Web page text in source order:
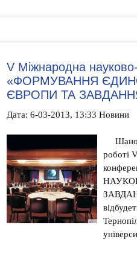
V Міжнародна
«ФОРМУВАННЯ
ЄВРОПИ ТА
Дата: 6-03-2013, 13:33 Новини
роботі